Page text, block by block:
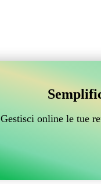
Gestisci online le tue